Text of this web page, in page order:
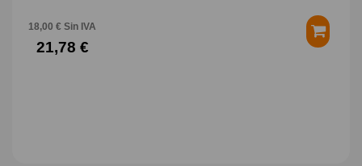
18,00 € Sin IVA
21,78 €